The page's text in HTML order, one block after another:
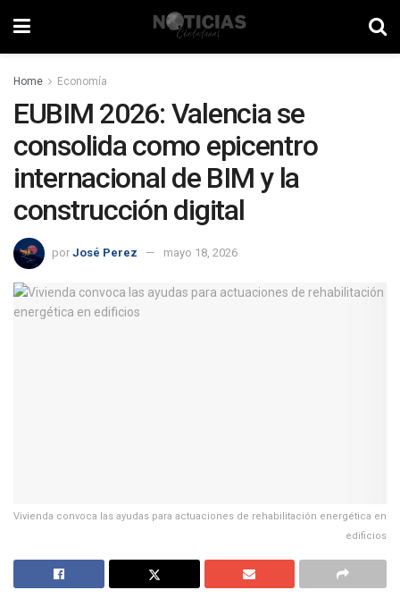
Home Economía
EUBIM 2026: Valencia se
consolida como epicentro
internacional de BIM y la
construcción digital
por José Perez mayo 18, 2026
Vivienda convoca las ayudas para actuaciones de rehabilitación energética en
edificios